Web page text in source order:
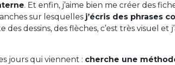
. Et enfin, j’aime bien me créer des
sur lesquelles j’écris des phrases
dessins, des flèches, c’est très visuel et
jours qui viennent : cherche une